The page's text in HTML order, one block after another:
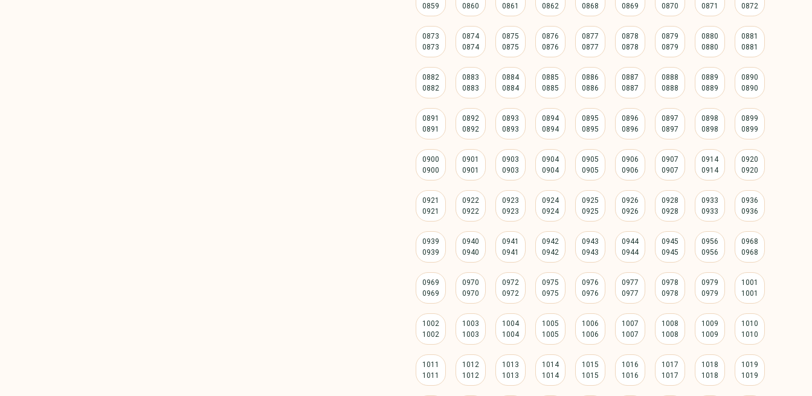
0873 0874 0875 0876 0877 0878 0879 0880 0881
0882 0883 0884 0885 0886 0887 0888 0889 0890
0891 0892 0893 0894 0895 0896 0897 0898 0899
0900 0901 0903 0904 0905 0906 0907 0914 0920
0921 0922 0923 0924 0925 0926 0928 0933 0936
0939 0940 0941 0942 0943 0944 0945 0956 0968
0969 0970 0972 0975 0976 0977 0978 0979 1001
1002 1003 1004 1005 1006 1007 1008 1009 1010
1011 1012 1013 1014 1015 1016 1017 1018 1019